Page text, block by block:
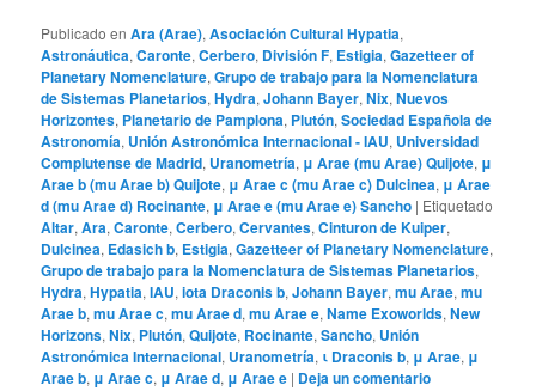
Publicado en Ara (Arae),Asociación Cultural Hypatia,
Astronáutica,Caronte,Cerbero, División F, Estigia,Gazetteer of
Planetary Nomenclature,Grupo de trabajo para la Nomenclatura
de Sistemas Planetarios,Hydra,Johann Bayer,Nix,Nuevos
Horizontes, Planetario de Pamplona, Plutón,Sociedad Española de
Astronomía, Unión Astronómica Internacional - IAU, Universidad
Complutense de Madrid, Uranometría, μ Arae (mu Arae) Quijote, μ
Arae b (mu Arae b) Quijote, μ Arae c (mu Arae c) Dulcinea, μ Arae
d (mu Arae d) Rocinante, μ Arae e (mu Arae e) Sancho | Etiquetado
Altar,Ara,Caronte,Cerbero,Cervantes,Cinturon de Kuiper,
Dulcinea, Edasich b, Estigia,Gazetteer of Planetary Nomenclature,
Grupo de trabajo para la Nomenclatura de Sistemas Planetarios,
Hydra,Hypatia,IAU,iota Draconis b,Johann Bayer,mu Arae,mu
Arae b,mu Arae c,mu Arae d,mu Arae e,Name Exoworlds,New
Horizons,Nix, Plutón,Quijote, Rocinante,Sancho, Unión
Astronómica Internacional, Uranometría, ι Draconis b, μ Arae, μ
Arae b, μ Arae c, μ Arae d, μ Arae e | Deja un comentario